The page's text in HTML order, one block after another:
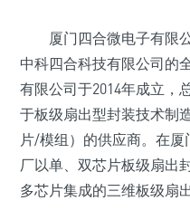
厦门四合微电子有限
中科四合科技有限公司的
有限公司于2014年成立，
于板级扇出型封装技术制
片/模组）的供应商。在
厂以单、双芯片板级扇出
多芯片集成的三维板级扇